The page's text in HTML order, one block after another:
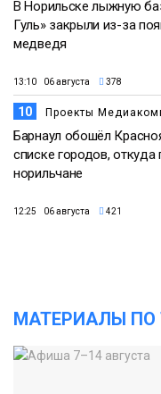
В Норильске лыжную
Гуль» закрыли из-за
медведя
13:10 06 августа 378
10 Проекты
Барнаул обошёл
списке городов, откуда
норильчане
12:25 06 августа 421
МАТЕРИАЛЫ ПО